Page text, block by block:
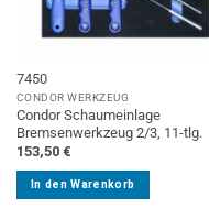
7450
CONDOR WERKZEUG
Condor Schaumeinlage
Bremsenwerkzeug 2/3, 11-tlg.
153,50 €
In den Warenkorb